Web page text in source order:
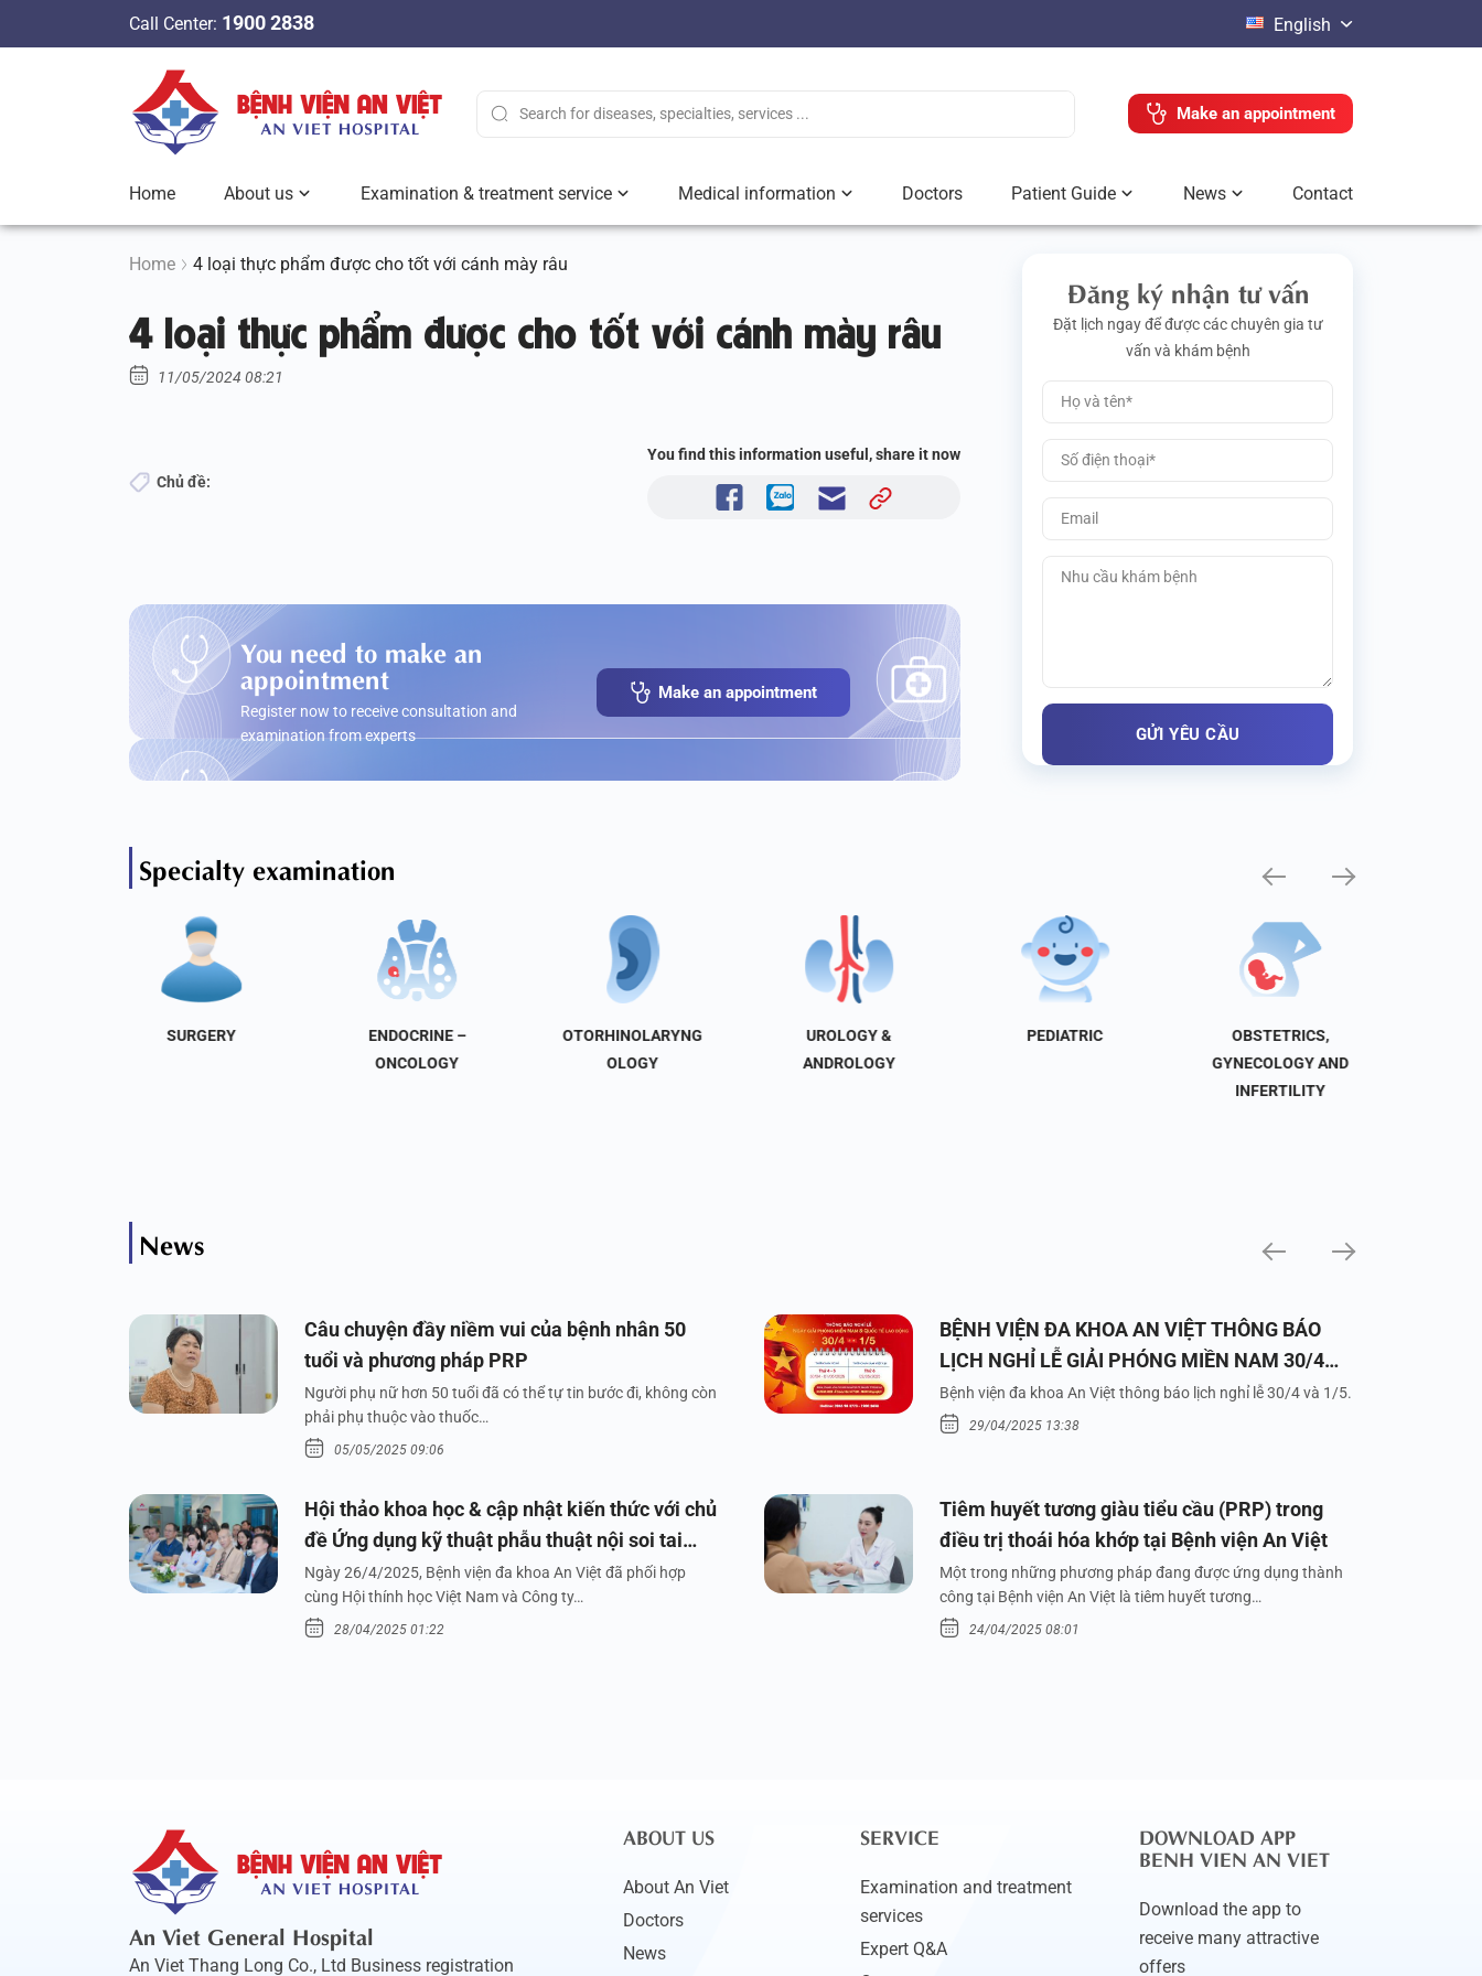
n
Call Center: 1900 2838 English
Make an appointment
Home About us Examination & treatment service Medical information Doctors Patient Guide News Contact
Home 4 loại thực phẩm được cho tốt với cánh mày râu
4 loại thực phẩm được cho tốt với cánh mày râu
11/05/2024 08:21
Chủ đề:
You find this information useful, share it now
You need to make an
appointment
Register now to receive consultation and
examination from experts
Make an appointment
Đăng ký nhận tư vấn
Đặt lịch ngay để được các chuyên gia tư
vấn và khám bệnh
Specialty examination
SURGERY
ENDOCRINE –
ONCOLOGY
OTORHINOLARYNG
OLOGY
UROLOGY &
ANDROLOGY
PEDIATRIC
OBSTETRICS,
GYNECOLOGY AND
INFERTILITY
News
Câu chuyện đầy niềm vui của bệnh nhân 50
tuổi và phương pháp PRP
Người phụ nữ hơn 50 tuổi đã có thể tự tin bước đi, không còn
phải phụ thuộc vào thuốc…
05/05/2025 09:06
BỆNH VIỆN ĐA KHOA AN VIỆT THÔNG BÁO
LỊCH NGHỈ LỄ GIẢI PHÓNG MIỀN NAM 30/4
VÀ QUỐC TẾ LAO ĐỘNG 1/5/2025
Bệnh viện đa khoa An Việt thông báo lịch nghỉ lễ 30/4 và 1/5.
29/04/2025 13:38
Hội thảo khoa học & cập nhật kiến thức với chủ
đề Ứng dụng kỹ thuật phẫu thuật nội soi tai
dưới nước
Ngày 26/4/2025, Bệnh viện đa khoa An Việt đã phối hợp
cùng Hội thính học Việt Nam và Công ty…
28/04/2025 01:22
Tiêm huyết tương giàu tiểu cầu (PRP) trong
điều trị thoái hóa khớp tại Bệnh viện An Việt
Một trong những phương pháp đang được ứng dụng thành
công tại Bệnh viện An Việt là tiêm huyết tương…
24/04/2025 08:01
An Viet General Hospital
An Viet Thang Long Co., Ltd Business registration
ABOUT US
About An Viet
Doctors
News
SERVICE
Examination and treatment
services
Expert Q&A
DOWNLOAD APP
BENH VIEN AN VIET
Download the app to
receive many attractive
offers